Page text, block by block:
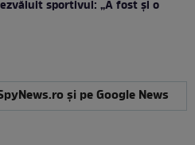
sportivul: „A fost și o
și pe Google News